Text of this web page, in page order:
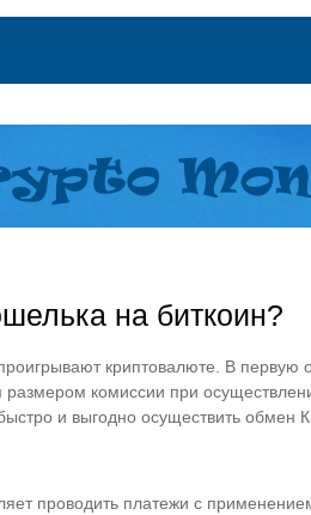
на биткоин?
криптовалюте. В первую
размером комиссии при
и выгодно осуществить обмен
проводить платежи с